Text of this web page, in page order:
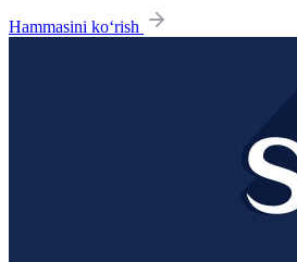
Hammasini ko‘rish